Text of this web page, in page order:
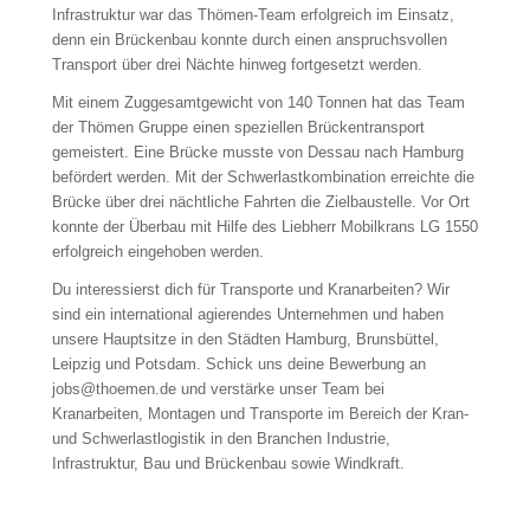
Infrastruktur war das Thömen-Team erfolgreich im Einsatz,
denn ein Brückenbau konnte durch einen anspruchsvollen
Transport über drei Nächte hinweg fortgesetzt werden.
Mit einem Zuggesamtgewicht von 140 Tonnen hat das Team
der Thömen Gruppe einen speziellen Brückentransport
gemeistert. Eine Brücke musste von Dessau nach Hamburg
befördert werden. Mit der Schwerlastkombination erreichte die
Brücke über drei nächtliche Fahrten die Zielbaustelle. Vor Ort
konnte der Überbau mit Hilfe des Liebherr Mobilkrans LG 1550
erfolgreich eingehoben werden.
Du interessierst dich für Transporte und Kranarbeiten? Wir
sind ein international agierendes Unternehmen und haben
unsere Hauptsitze in den Städten Hamburg, Brunsbüttel,
Leipzig und Potsdam. Schick uns deine Bewerbung an
jobs@thoemen.de und verstärke unser Team bei
Kranarbeiten, Montagen und Transporte im Bereich der Kran-
und Schwerlastlogistik in den Branchen Industrie,
Infrastruktur, Bau und Brückenbau sowie Windkraft.